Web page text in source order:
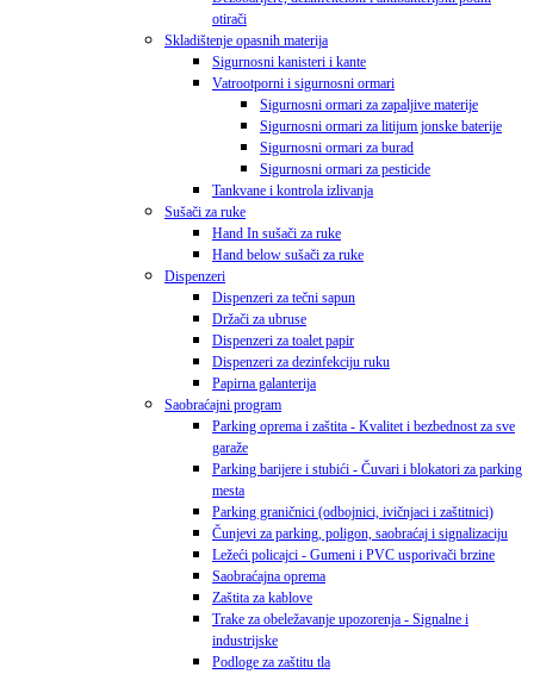
otirači
Skladištenje opasnih materija
Sigurnosni kanisteri i kante
Vatrootporni i sigurnosni ormari
Sigurnosni ormari za zapaljive materije
Sigurnosni ormari za litijum jonske baterije
Sigurnosni ormari za burad
Sigurnosni ormari za pesticide
Tankvane i kontrola izlivanja
Sušači za ruke
Hand In sušači za ruke
Hand below sušači za ruke
Dispenzeri
Dispenzeri za tečni sapun
Držači za ubruse
Dispenzeri za toalet papir
Dispenzeri za dezinfekciju ruku
Papirna galanterija
Saobraćajni program
Parking oprema i zaštita - Kvalitet i bezbednost za sve
garaže
Parking barijere i stubići - Čuvari i blokatori za parking
mesta
Parking graničnici (odbojnici, ivičnjaci i zaštitnici)
Čunjevi za parking, poligon, saobraćaj i signalizaciju
Ležeći policajci - Gumeni i PVC usporivači brzine
Saobraćajna oprema
Zaštita za kablove
Trake za obeležavanje upozorenja - Signalne i
industrijske
Podloge za zaštitu tla